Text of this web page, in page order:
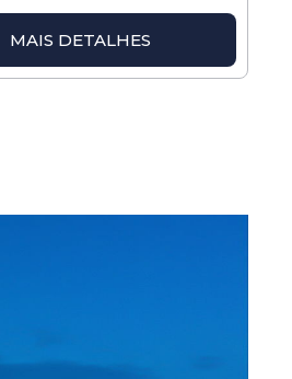
MAIS DETALHES